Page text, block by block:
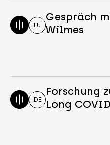
LU
Gespräch
Wilmes
DE
Forschung
Long